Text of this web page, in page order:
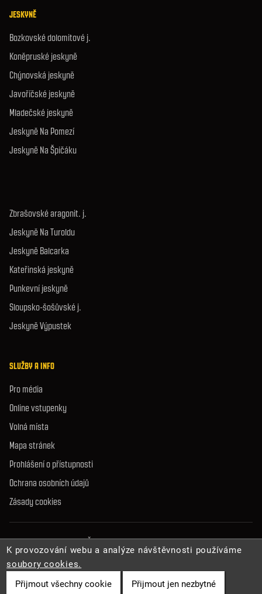
JESKYNĚ
Bozkovské dolomitové j.
Koněpruské jeskyně
Chýnovská jeskyně
Javoříčské jeskyně
Mladečské jeskyně
Jeskyně Na Pomezí
Jeskyně Na Špičáku
Zbrašovské aragonit. j.
Jeskyně Na Turoldu
Jeskyně Balcarka
Kateřinská jeskyně
Punkevní jeskyně
Sloupsko-šošůvské j.
Jeskyně Výpustek
SLUŽBY A INFO
Pro média
Online vstupenky
Volná místa
Mapa stránek
Prohlášení o přístupnosti
Ochrana osobních údajů
Zásady cookies
Cookies
K provozování webu a analýze návštěvnosti používáme
soubory cookies.
Přijmout všechny cookie
Přijmout jen nezbytné